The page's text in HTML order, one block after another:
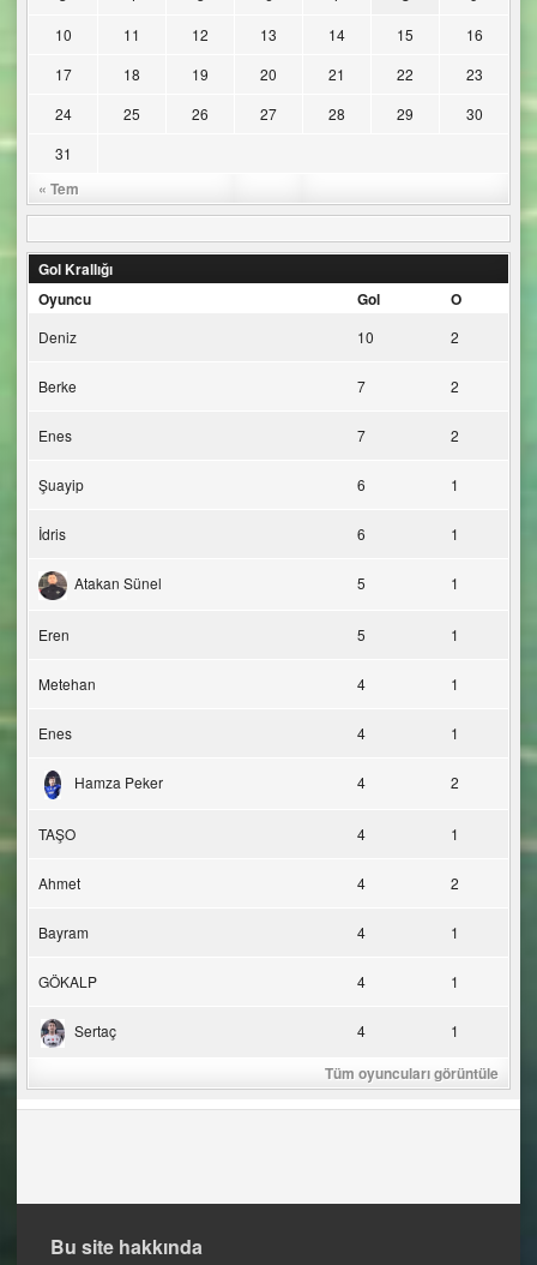
« Tem
10
11 12 13 14 15
16
17
18 19 20 21 22
23
24
25 26 27 28 29
30
31
Gol Krallığı
Oyuncu
Gol O
Deniz 10 2
Berke 7 2
Enes 7 2
Şuayip 6 1
İdris 6 1
Atakan Sünel 5 1
Eren 5 1
Metehan 4 1
Enes 4 1
Hamza Peker 4 2
TAŞO 4 1
Ahmet 4 2
Bayram 4 1
GÖKALP 4 1
Sertaç 4 1
Tüm oyuncuları görüntüle
Bu site hakkında